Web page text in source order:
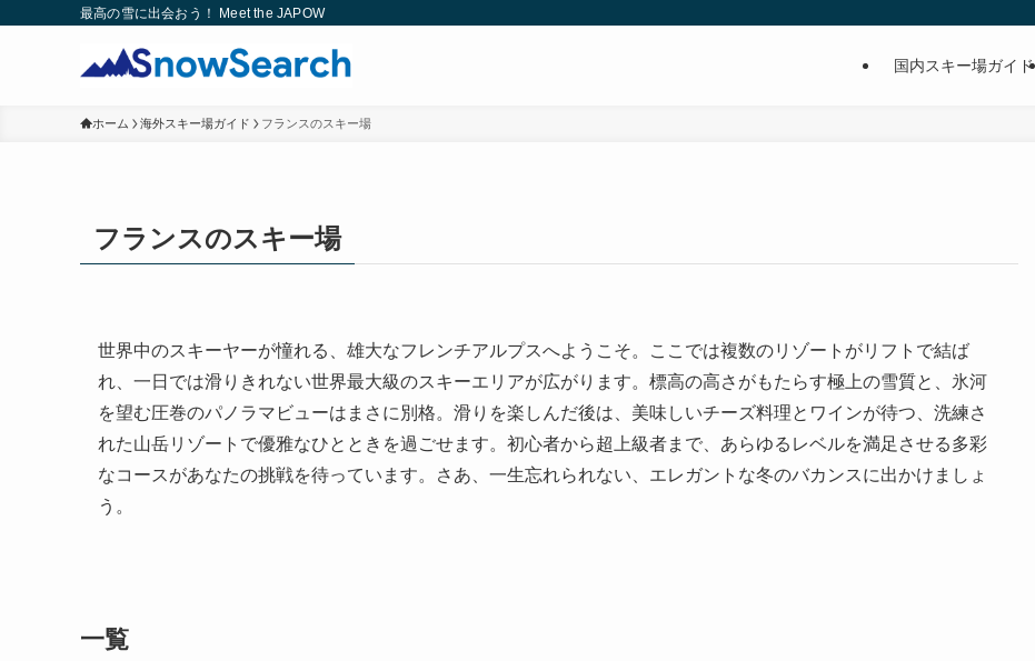
最高の雪に出会おう！ Meet the JAPOW
国内スキー場ガイド
ホーム 海外スキー場ガイド フランスのスキー場
フランスのスキー場
世界中のスキーヤーが憧れる、雄大なフレンチアルプスへようこそ。ここでは複数のリゾートがリフトで結ば
れ、一日では滑りきれない世界最大級のスキーエリアが広がります。標高の高さがもたらす極上の雪質と、氷河
を望む圧巻のパノラマビューはまさに別格。滑りを楽しんだ後は、美味しいチーズ料理とワインが待つ、洗練さ
れた山岳リゾートで優雅なひとときを過ごせます。初心者から超上級者まで、あらゆるレベルを満足させる多彩
なコースがあなたの挑戦を待っています。さあ、一生忘れられない、エレガントな冬のバカンスに出かけましょ
う。
一覧